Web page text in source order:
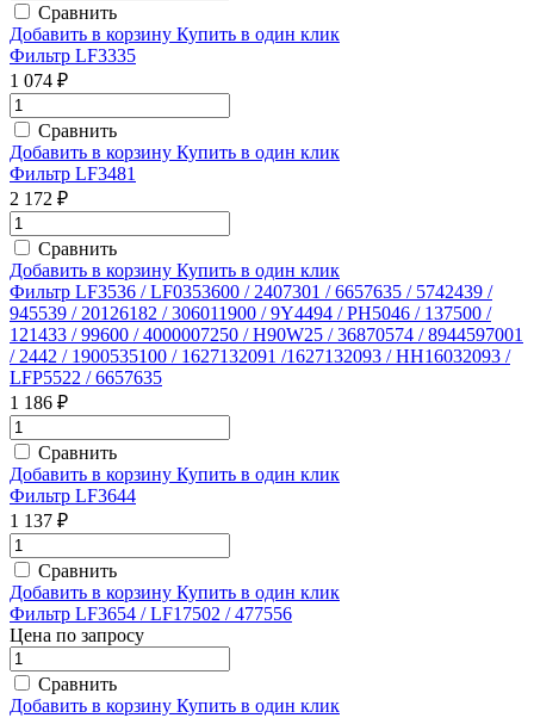
Сравнить
Добавить в корзину Купить в один клик
Фильтр LF3335
1 074 ₽
Сравнить
Добавить в корзину Купить в один клик
Фильтр LF3481
2 172 ₽
Сравнить
Добавить в корзину Купить в один клик
Фильтр LF3536 / LF0353600 / 2407301 / 6657635 / 5742439 /
945539 / 20126182 / 306011900 / 9Y4494 / PH5046 / 137500 /
121433 / 99600 / 4000007250 / H90W25 / 36870574 / 8944597001
/ 2442 / 1900535100 / 1627132091 /1627132093 / HH16032093 /
LFP5522 / 6657635
1 186 ₽
Сравнить
Добавить в корзину Купить в один клик
Фильтр LF3644
1 137 ₽
Сравнить
Добавить в корзину Купить в один клик
Фильтр LF3654 / LF17502 / 477556
Цена по запросу
Сравнить
Добавить в корзину Купить в один клик